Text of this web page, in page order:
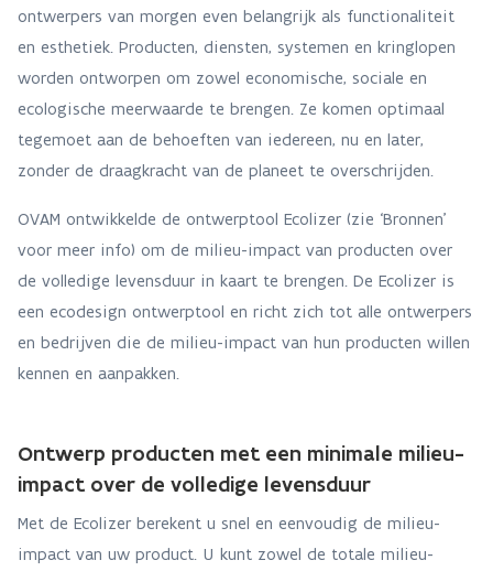
ontwerpers van morgen even belangrijk als functionaliteit
en esthetiek. Producten, diensten, systemen en kringlopen
worden ontworpen om zowel economische, sociale en
ecologische meerwaarde te brengen. Ze komen optimaal
tegemoet aan de behoeften van iedereen, nu en later,
zonder de draagkracht van de planeet te overschrijden.
OVAM ontwikkelde de ontwerptool Ecolizer (zie ‘Bronnen’
voor meer info) om de milieu-impact van producten over
de volledige levensduur in kaart te brengen. De Ecolizer is
een ecodesign ontwerptool en richt zich tot alle ontwerpers
en bedrijven die de milieu-impact van hun producten willen
kennen en aanpakken.
Ontwerp producten met een minimale milieu-
impact over de volledige levensduur
Met de Ecolizer berekent u snel en eenvoudig de milieu-
impact van uw product. U kunt zowel de totale milieu-